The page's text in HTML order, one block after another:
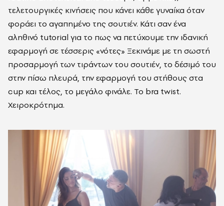
τελετουργικές κινήσεις που κάνει κάθε γυναίκα όταν
φοράει το αγαπημένο της σουτιέν. Κάτι σαν ένα
αληθινό tutorial για το πως να πετύχουμε την ιδανική
εφαρμογή σε τέσσερις «νότες» Ξεκινάμε με τη σωστή
προσαρμογή των τιράντων του σουτιέν, το δέσιμό του
στην πίσω πλευρά, την εφαρμογή του στήθους στα
cup και τέλος, το μεγάλο φινάλε. Το bra twist.
Χειροκρότημα.